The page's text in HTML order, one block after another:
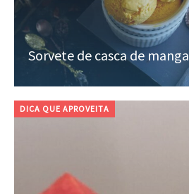
Sorvete de casca de manga
DICA QUE APROVEITA